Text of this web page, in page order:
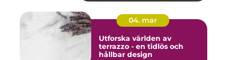
04. mar
Utforska världen av
terrazzo - en tidlös och
hållbar design